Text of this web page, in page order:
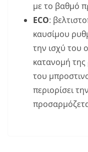
με το βαθμό
ECO:
καυσίμου
την ισχύ του
κατανομή
του
περιορίσει